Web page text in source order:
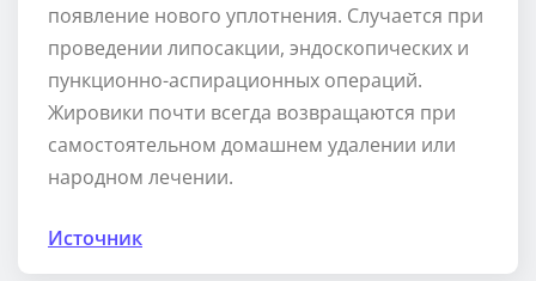
появление нового уплотнения. Случается при
проведении липосакции, эндоскопических и
пункционно-аспирационных операций.
Жировики почти всегда возвращаются при
самостоятельном домашнем удалении или
народном лечении.
Источник